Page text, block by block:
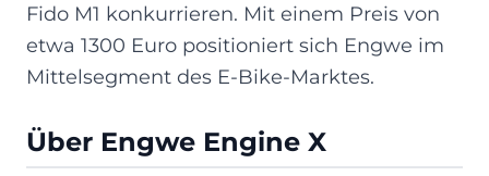
Fido M1 konkurrieren. Mit einem Preis von
etwa 1300 Euro positioniert sich Engwe im
Mittelsegment des E-Bike-Marktes.
Über Engwe Engine X